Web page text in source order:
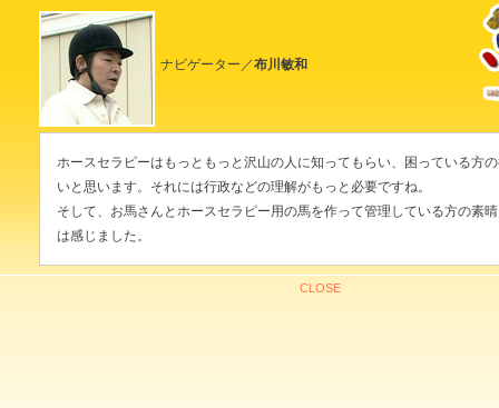
ナビゲーター／布川敏和
ホースセラピーはもっともっと沢山の人に知ってもらい、困っている方
いと思います。それには行政などの理解がもっと必要ですね。
そして、お馬さんとホースセラピー用の馬を作って管理している方の素
は感じました。
CLOSE